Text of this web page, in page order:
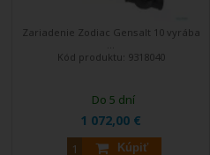
Zariadenie Zodiac Gensalt 10 vyrába
Kód produktu: 9318040
1 072,00 €
Kúpiť
Do 5 dní